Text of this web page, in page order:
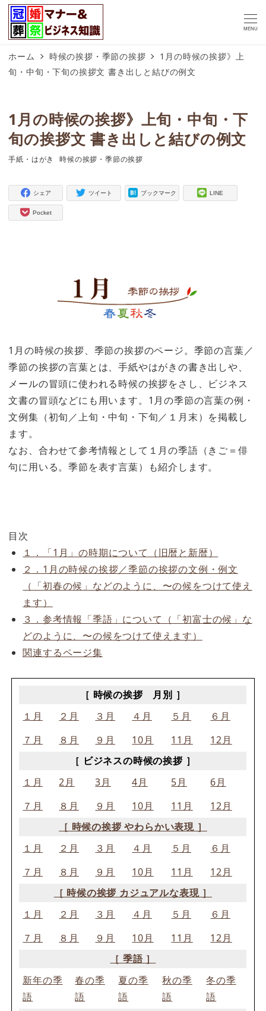
MENU
ホーム 時候の挨拶・季節の挨拶
1月の時候の挨拶》上
旬・中旬・下旬の挨拶文 書き出しと結びの例文
1月の時候の挨拶》上旬・中旬・下
旬の挨拶文 書き出しと結びの例文
タグ
手紙・はがき
タグ
時候の挨拶・季節の挨拶
シェア ツイート ブックマーク LINE
Pocket
1月の時候の挨拶、季節の挨拶のページ。季節の言葉／
季節の挨拶の言葉とは、手紙やはがきの書き出しや、
メールの冒頭に使われる時候の挨拶をさし、ビジネス
文書の冒頭などにも用います。1月の季節の言葉の例・
文例集（初旬／上旬・中旬・下旬／１月末）を掲載し
ます。
なお、合わせて参考情報として１月の季語（きご＝俳
句に用いる。季節を表す言葉）も紹介します。
目次
１．「1月」の時期について（旧暦と新暦）
２．1月の時候の挨拶／季節の挨拶の文例・例文
（「初春の候」などのように、〜の候をつけて使え
ます）
３．参考情報「季語」について（「初富士の候」な
どのように、〜の候をつけて使えます）
関連するページ集
［ 時候の挨拶 月別 ］
１月
２月 ３月 ４月 ５月
６月
７月
８月 ９月 10月 11月
12月
［ ビジネスの時候の挨拶 ］
１月
2月 3月 4月 5月
6月
７月
８月 ９月 10月 11月
12月
［ 時候の挨拶 やわらかい表現 ］
１月
２月 ３月 ４月 ５月
６月
７月
８月 ９月 10月 11月
12月
［ 時候の挨拶 カジュアルな表現 ］
１月
２月 ３月 ４月 ５月
６月
７月
８月 ９月 10月 11月
12月
［ 季語 ］
新年の季
語
春の季
語
夏の季
語
秋の季
語
冬の季
語